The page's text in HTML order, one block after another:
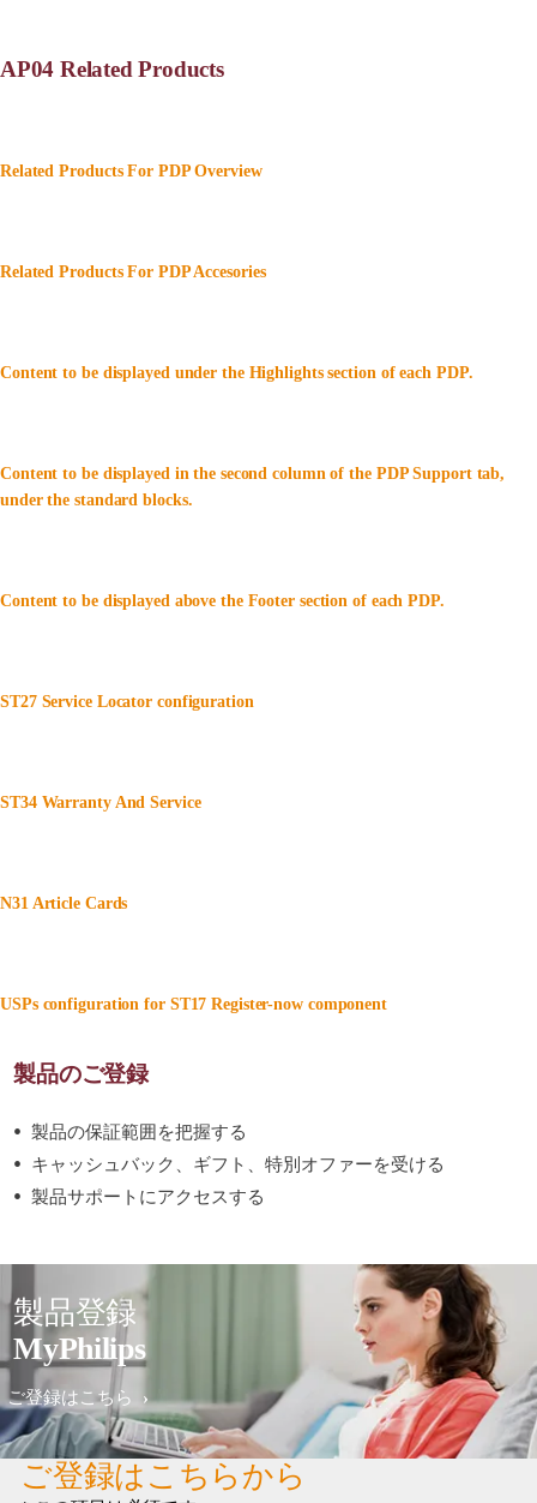
AP04 Related Products
Related Products For PDP Overview
Related Products For PDP Accesories
Content to be displayed under the Highlights section of each PDP.
Content to be displayed in the second column of the PDP Support tab,
under the standard blocks.
Content to be displayed above the Footer section of each PDP.
ST27 Service Locator configuration
ST34 Warranty And Service
N31 Article Cards
USPs configuration for ST17 Register-now component
製品のご登録
製品の保証範囲を把握する
キャッシュバック、ギフト、特別オファーを受ける
製品サポートにアクセスする
製品登録
MyPhilips
ご登録はこちら
ご登録はこちらから